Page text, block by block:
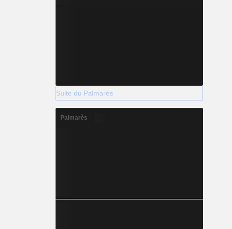
Suite du Palmarès
Palmarès